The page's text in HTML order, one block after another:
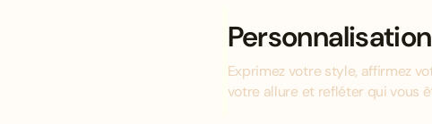
Personnalisation
Exprimez votre style, affirmez
votre allure et refléter qui vous